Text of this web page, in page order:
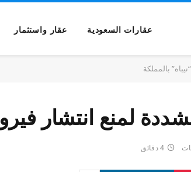
عقارات السعودية عقار واستثمار
بالمملكة
لمنع انتشار
4 دقائق